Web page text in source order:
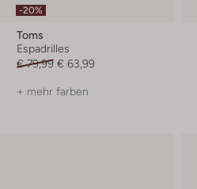
-20%
Toms
Espadrilles
€ 79,99 € 63,99
+ mehr farben